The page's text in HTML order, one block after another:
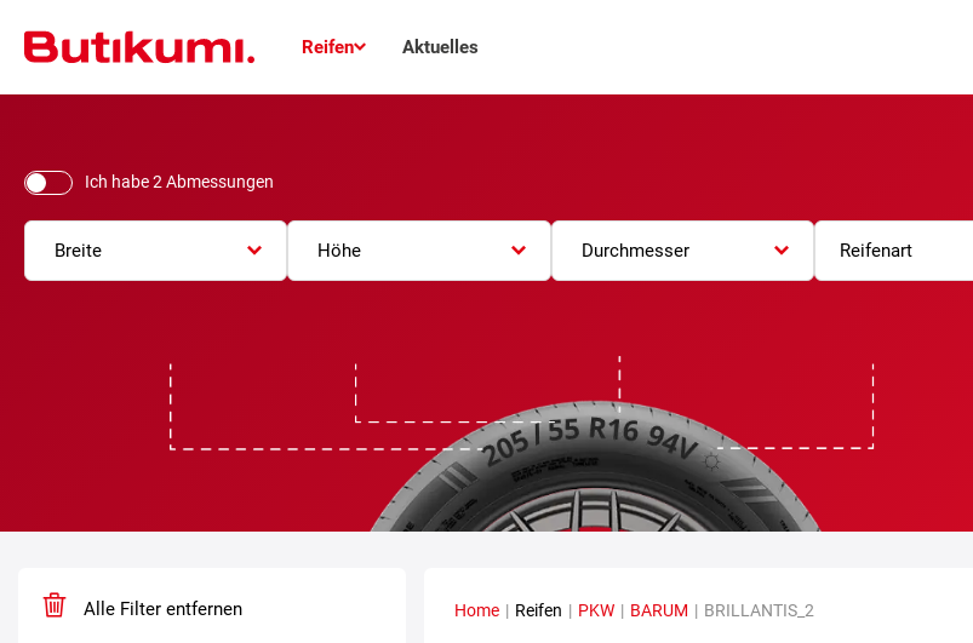
Reifen Aktuelles
Ich habe 2 Abmessungen
Breite Höhe Durchmesser Reifenart
Alle Filter entfernen Home | Reifen | PKW | BARUM | BRILLANTIS_2